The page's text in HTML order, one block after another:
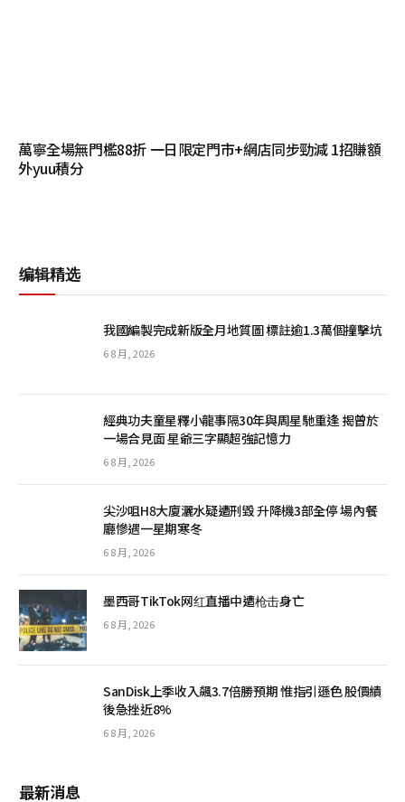
萬寧全場無門檻88折 一日限定門市+網店同步勁減 1招賺額
外yuu積分
编辑精选
我國編製完成新版全月地質圖 標註逾1.3萬個撞擊坑
6 8 月, 2026
經典功夫童星釋小龍事隔30年與周星馳重逢 揭曾於
一場合見面 星爺三字顯超強記憶力
6 8 月, 2026
尖沙咀H8大廈灑水疑遭刑毀 升降機3部全停 場內餐
廳慘遇一星期寒冬
6 8 月, 2026
墨西哥TikTok网红直播中遭枪击身亡
6 8 月, 2026
SanDisk上季收入飆3.7倍勝預期 惟指引遜色 股價績
後急挫近8%
6 8 月, 2026
最新消息